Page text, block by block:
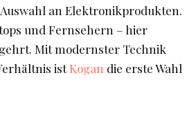
an Elektronikprodukten.
und Fernsehern – hier
Mit modernster Technik
istKogan die erste Wahl